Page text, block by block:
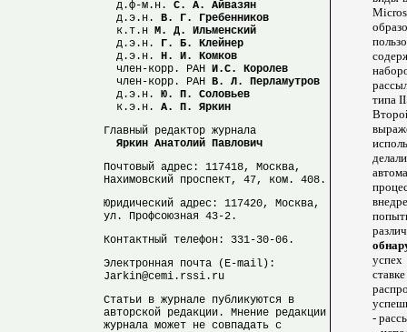
типа
-
д.ф-м.н. С. А. Айвазян
д.э.н. В. Г. Гребенников
к.т.н М. Д. Ильменский
д.э.н. Г. Б. Клейнер
д.э.н. Н. И. Комков
член-корр. РАН И.С. Королев
член-корр. РАН В. Л. Перламутров
д.э.н. Ю. П. Соловьев
к.э.н. А. П. Яркин
Главный редактор журнала
Яркин Анатолий Павлович
Почтовый адрес: 117418, Москва,
Нахимовский проспект, 47, ком. 408.
Юридический адрес: 117420, Москва,
ул. Профсоюзная 43-2.
Контактный телефон: 331-30-06.
Электронная почта (E-mail):
Jarkin@cemi.rssi.ru
Статьи в журнале публикуются в
авторской редакции. Мнение редакции
журнала может не совпадать с